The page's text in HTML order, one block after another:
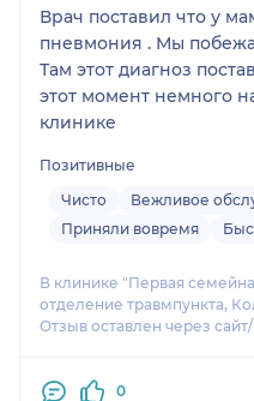
Врач поставил что у
пневмония . Мы
Там этот диагноз
этот момент немного
клинике
Позитивные
Чисто
Вежливое
Приняли вовремя
В клинике "Первая
отделение травмпункта,
Отзыв оставлен через
0